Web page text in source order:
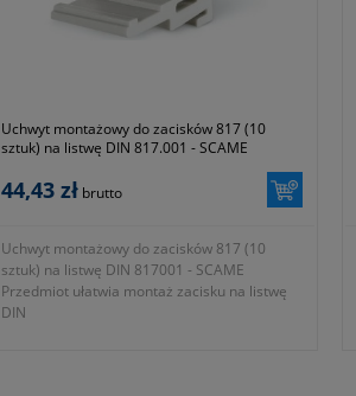
Uchwyt montażowy do zacisków 817 (10
sztuk) na listwę DIN 817.001 - SCAME
44,43 zł brutto
Uchwyt montażowy do zacisków 817 (10
sztuk) na listwę DIN 817001 - SCAME
Przedmiot ułatwia montaż zacisku na listwę
DIN